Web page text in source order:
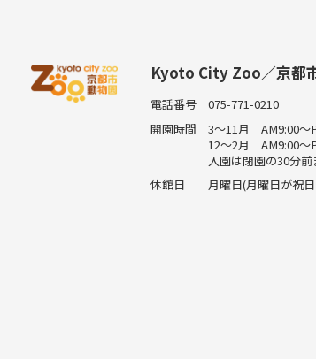
Kyoto City Zoo／京都
電話番号
075-771-0210
開園時間
3～11月 AM9:00～
12～2月 AM9:00～
入園は閉園の30分前
休館日
月曜日(月曜日が祝